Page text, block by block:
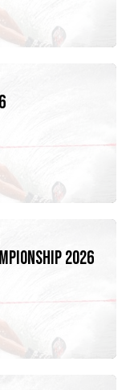
2026